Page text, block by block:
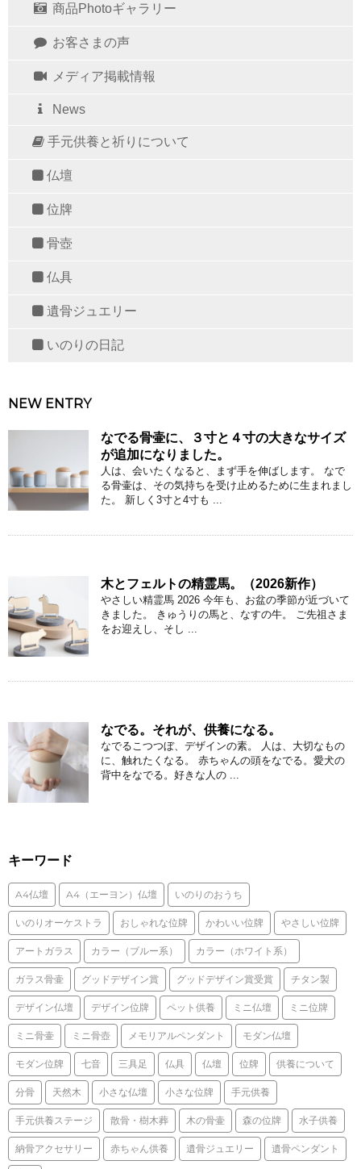
商品Photoギャラリー
お客さまの声
メディア掲載情報
News
手元供養と祈りについて
仏壇
位牌
骨壺
仏具
遺骨ジュエリー
いのりの日記
NEW ENTRY
なでる骨壷に、３寸と４寸の大きなサイズ
が追加になりました。
人は、会いたくなると、まず手を伸ばします。 なで
る骨壷は、その気持ちを受け止めるために生まれまし
た。 新しく3寸と4寸も ...
木とフェルトの精霊馬。（2026新作）
やさしい精霊馬 2026 今年も、お盆の季節が近づいて
きました。 きゅうりの馬と、なすの牛。 ご先祖さま
をお迎えし、そし ...
なでる。それが、供養になる。
なでるこつつぼ、デザインの素。 人は、大切なもの
に、触れたくなる。 赤ちゃんの頭をなでる。愛犬の
背中をなでる。好きな人の ...
キーワード
A4仏壇 A4（エーヨン）仏壇 いのりのおうち
いのりオーケストラ おしゃれな位牌 かわいい位牌 やさしい位牌
アートガラス カラー（ブルー系） カラー（ホワイト系）
ガラス骨壷 グッドデザイン賞 グッドデザイン賞受賞 チタン製
デザイン仏壇 デザイン位牌 ペット供養 ミニ仏壇 ミニ位牌
ミニ骨壷 ミニ骨壺 メモリアルペンダント モダン仏壇
モダン位牌 七音 三具足 仏具 仏壇 位牌 供養について
分骨 天然木 小さな仏壇 小さな位牌 手元供養
手元供養ステージ 散骨・樹木葬 木の骨壷 森の位牌 水子供養
納骨アクセサリー 赤ちゃん供養 遺骨ジュエリー 遺骨ペンダント